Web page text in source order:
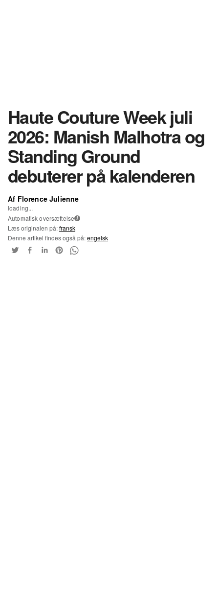
Haute Couture Week juli
2026: Manish Malhotra og
Standing Ground
debuterer på kalenderen
Af Florence Julienne
loading...
Automatisk oversættelse i
Læs originalen på:fransk
Denne artikel findes også på:engelsk